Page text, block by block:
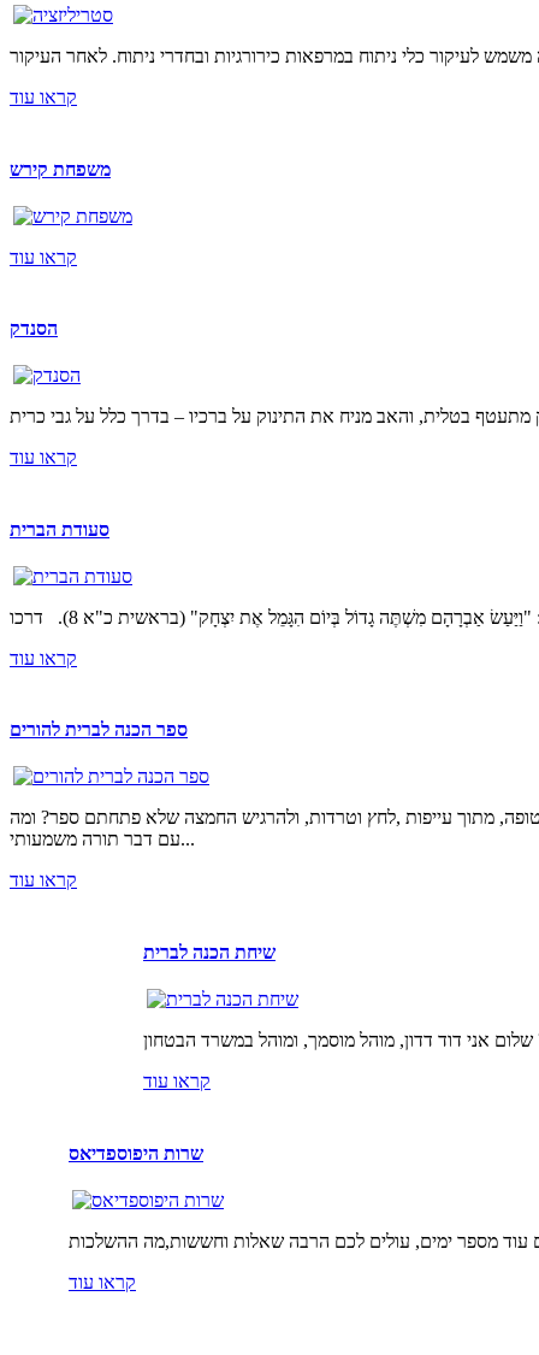
קראו עוד
משפחת קירש
קראו עוד
הסנדק
קראו עוד
סעודת הברית
קראו עוד
ספר הכנה לברית להורים
מתוך עייפות ,לחץ וטרדות, ולהרגיש החמצה שלא פתחתם ספר? ומה
עם דבר תורה משמעותי...
קראו עוד
שיחת הכנה לברית
קראו עוד
שרות היפוספדיאס
קראו עוד